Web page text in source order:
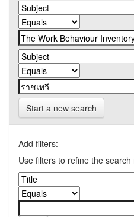
Start a new search
Add filters:
Use filters to refine the search